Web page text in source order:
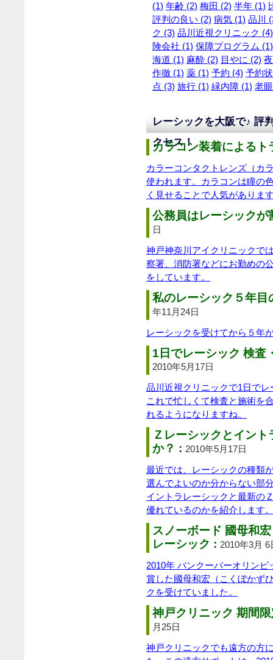
(1) 年齢 (2) 梅田 (2) 半年 (1)
評判の良い (2) 病気 (1) 品川
ク (3) 品川近視クリニック (4)
険会社 (1) 保障プログラム (1)
海道 (1) 麻酔 (2) 目やに (2)
作徹 (1) 薬 (1) 予約 (4) 予約
点 (3) 旅行 (1) 緑内障 (1) 老
レーシックを大阪で♪ 評
クセス！
カラコン装着による
カラーコンタクトレンズ（カ
使われます。カラコンは瞳の
く見せることで人気がありま
公務員はレーシック
日
神戸神奈川アイクリニックで
察署、消防署などにお勤めの
をしています。
私のレーシック５年
年11月24日
レーシックを受けてから５年
1日でレーシック 検査
2010年5月17日
品川近視クリニックで1日で
これで忙しくて検査と施術を
れるようになりますね。
Ｚレーシックとイン
か？ : 2010年5月17日
最近では、レーシックの種類
選んでよいのか分からない部
イントラレーシックと最新の
優れているのかを紹介します
スノーボード 國母和
レーシック : 2010年3月 6
2010年 バンクーバーオリン
賞した國母和宏（こくぼかず
クを受けていました。
神戸クリニック 期間
月25日
神戸クリニックでも遠方の方